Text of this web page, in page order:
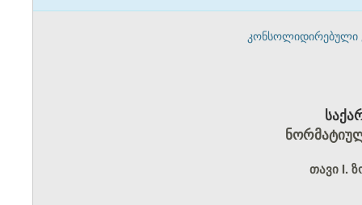
კონსოლიდირებული
თავი I.